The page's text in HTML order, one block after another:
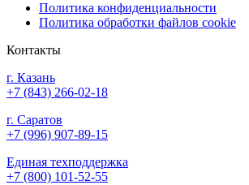
Политика конфиденциальности
Политика обработки файлов cookie
Контакты
г. Казань
+7 (843) 266-02-18
г. Саратов
+7 (996) 907-89-15
Единая техподдержка
+7 (800) 101-52-55